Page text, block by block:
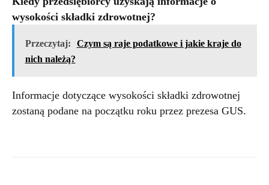
wysokości składki zdrowotnej?
Przeczytaj:
Czym są raje podatkowe i jakie kraje do
nich należą?
Informacje dotyczące wysokości składki zdrowotnej
zostaną podane na początku roku przez prezesa GUS.